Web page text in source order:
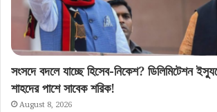
সংসদে বদলে যাচ্ছে হিসেব-নিকেশ? ডিলিমিটেশন
শাহদের পাশে সাবেক শরিক!
August 8, 2026